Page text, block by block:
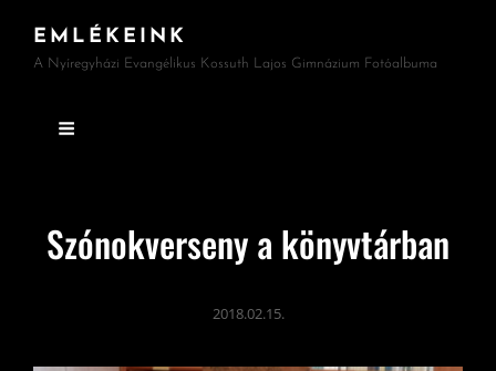
EMLÉKEINK
A Nyíregyházi Evangélikus Kossuth Lajos Gimnázium Fotóalbuma
Szónokverseny a könyvtárban
2018.02.15.